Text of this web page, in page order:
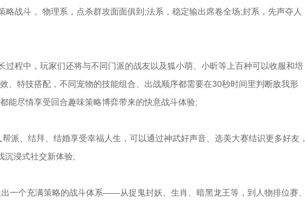
战斗 。物理系，点杀群攻面面俱到;法系，稳定输出席卷全场;封系，先声夺人
程中，玩家们还将与不同门派的战友以及狐小萌、小昕等上百种可以收服和培
、特技搭配，不同宠物的技能组合、出战顺序都需要在30秒时间里判断敌我形
能尽情享受回合趣味策略博弈带来的快意战斗体验;
、结拜、结婚享受幸福人生，可以通过神武好声音、选美大赛结识更多好友，
沉浸式社交新体验;
个充满策略的战斗体系——从捉鬼封妖、生肖、暗黑龙王等，到人物排位赛、